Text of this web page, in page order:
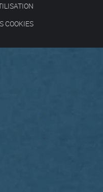
COOKIES